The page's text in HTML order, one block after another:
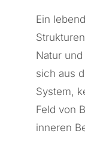
Ein
Natur
sich aus
System,
Feld von
inneren